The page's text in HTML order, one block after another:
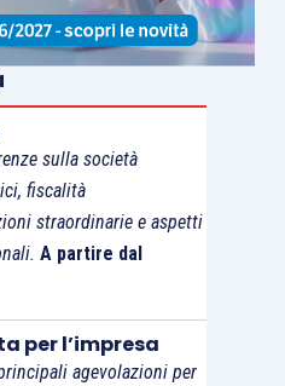
sulla società
fiscalità
straordinarie e aspetti
A partire dal
per l’impresa
agevolazioni per